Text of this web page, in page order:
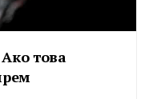
това